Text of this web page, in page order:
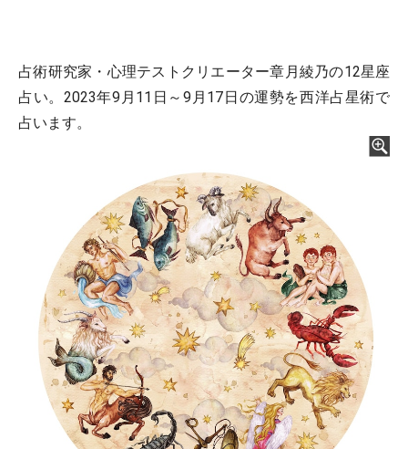
占術研究家・心理テストクリエーター章月綾乃の12星座
占い。2023年9月11日～9月17日の運勢を西洋占星術で
占います。